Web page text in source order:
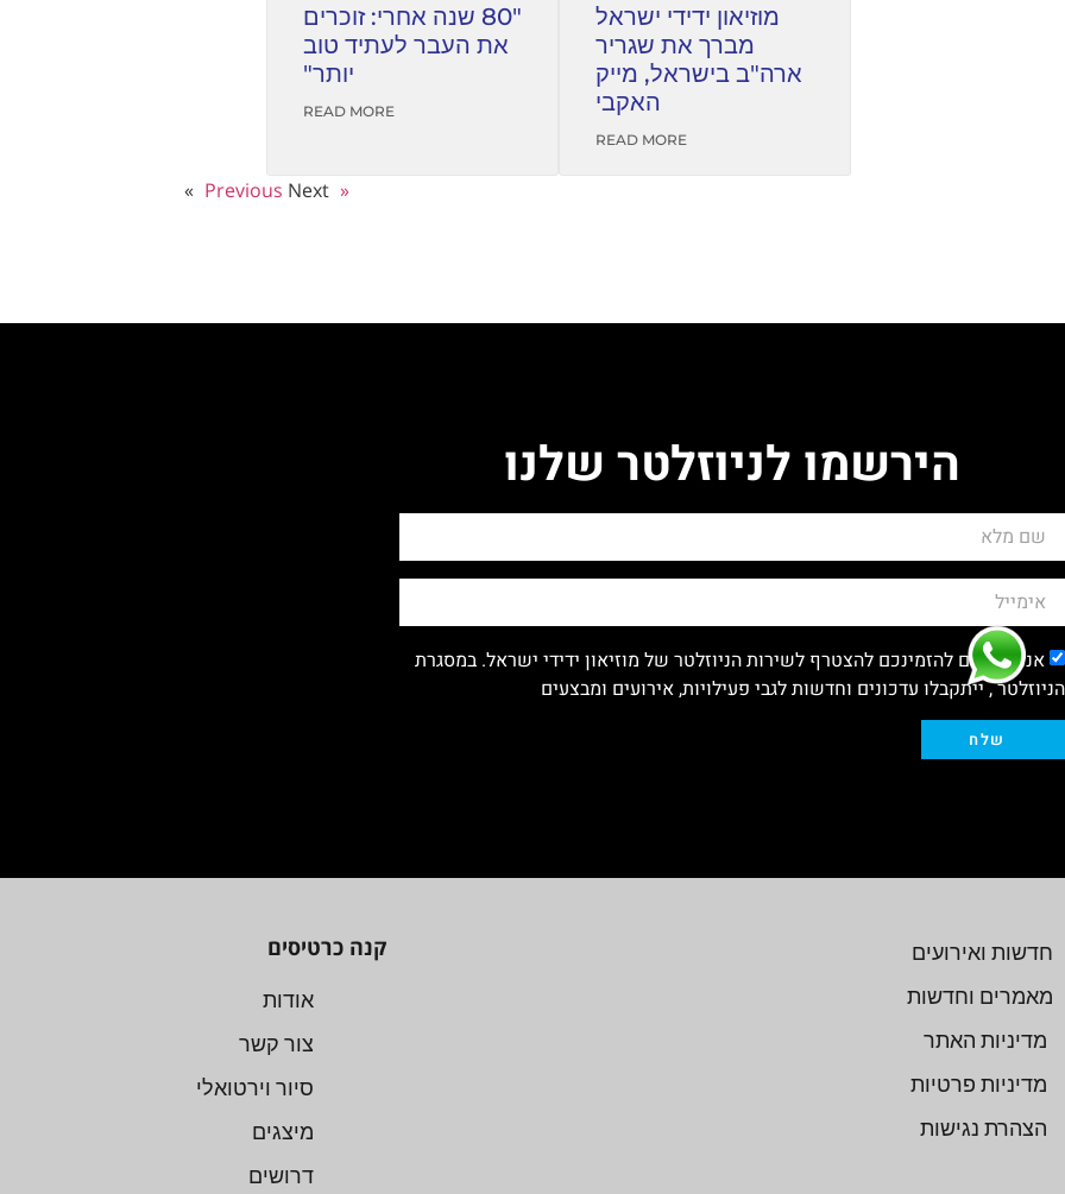
מוזיאון ידידי ישראל
מברך את שגריר
ארה"ב בישראל, מייק
האקבי
READ MORE
"80 שנה אחרי: זוכרים
את העבר לעתיד טוב
יותר"
READ MORE
« Previous
Next »
הירשמו לניוזלטר שלנו
אנו שמחים להזמינכם להצטרף לשירות הניוזלטר של מוזיאון ידידי ישראל. במסגרת
הניוזלטר , ייתקבלו עדכונים וחדשות לגבי פעילויות, אירועים ומבצעים
שלח
חדשות ואירועים
מאמרים וחדשות
מדיניות האתר
מדיניות פרטיות
הצהרת נגישות
קנה כרטיסים
אודות
צור קשר
סיור וירטואלי
מיצגים
דרושים